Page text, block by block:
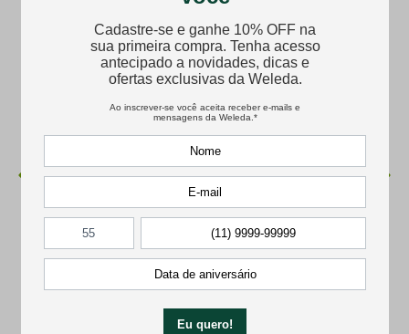
Desodorante Roll-on
Creme Dental Refrescante